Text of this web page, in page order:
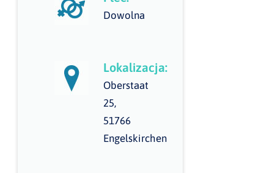
Dowolna
Lokalizacja:
Oberstaat
25,
51766
Engelskirchen